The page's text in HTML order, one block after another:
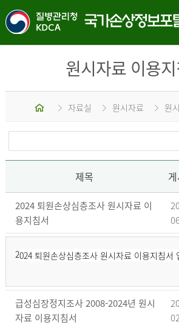
원시자료 이용
홈 자료실 원시자료 원
제목
2024 퇴원손상심층조사 원시자료 이
용지침서
2024 퇴원손상심층조사 원시자료 이용지침서
급성심장정지조사 2008-2024년 원시
자료 이용지침서